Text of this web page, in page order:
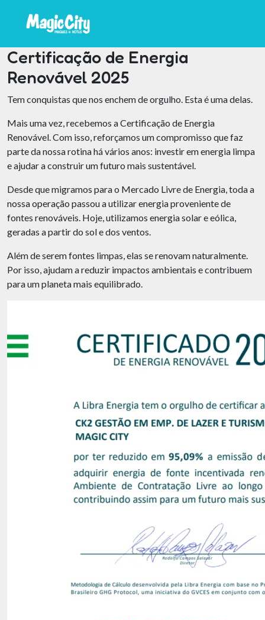
Certificação de Energia
Renovável 2025
Tem conquistas que nos enchem de orgulho. Esta é uma delas.
Mais uma vez, recebemos a Certificação de Energia
Renovável. Com isso, reforçamos um compromisso que faz
parte da nossa rotina há vários anos: investir em energia limpa
e ajudar a construir um futuro mais sustentável.
Desde que migramos para o Mercado Livre de Energia, toda a
nossa operação passou a utilizar energia proveniente de
fontes renováveis. Hoje, utilizamos energia solar e eólica,
geradas a partir do sol e dos ventos.
Além de serem fontes limpas, elas se renovam naturalmente.
Por isso, ajudam a reduzir impactos ambientais e contribuem
para um planeta mais equilibrado.